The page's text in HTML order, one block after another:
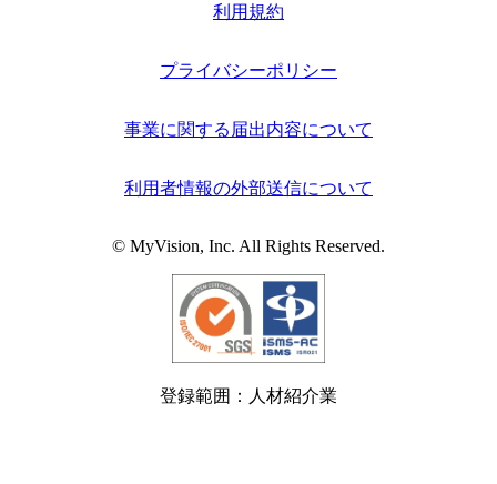
利用規約
プライバシーポリシー
事業に関する届出内容について
利用者情報の外部送信について
© MyVision, Inc. All Rights Reserved.
登録範囲：人材紹介業